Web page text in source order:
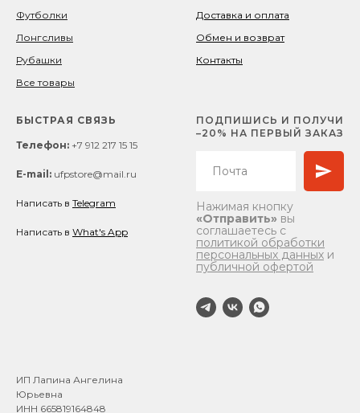
Футболки
Лонгсливы
Рубашки
Все товары
Доставка и оплата
Обмен и возврат
Контакты
БЫСТРАЯ СВЯЗЬ
Телефон: +7 912 217 15 15
E-mail: ufpstore@mail.ru
Написать в Telegram
Написать в What's App
ПОДПИШИСЬ И ПОЛУЧИ
–20% НА ПЕРВЫЙ ЗАКАЗ
Нажимая кнопку
«Отправить» вы
соглашаетесь с
политикой обработки
персональных данных и
публичной офертой
ИП Лапина Ангелина
Юрьевна
ИНН 665819164848